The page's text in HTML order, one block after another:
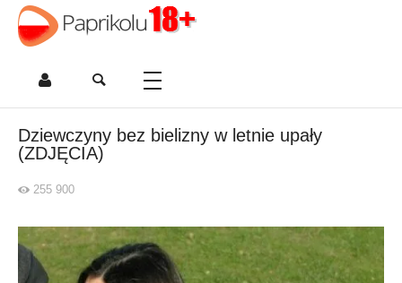
Dziewczyny bez bielizny w letnie upały
(ZDJĘCIA)
255 900